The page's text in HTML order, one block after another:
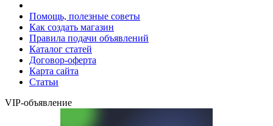
Помощь, полезные советы
Как создать магазин
Правила подачи объявлений
Каталог статей
Договор-оферта
Карта сайта
Статьи
VIP-объявление